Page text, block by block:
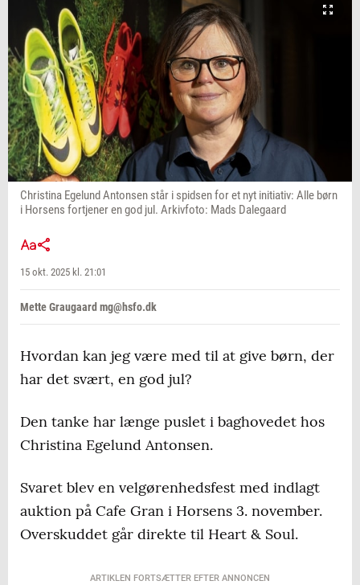
Christina Egelund Antonsen står i spidsen for et nyt initiativ: Alle børn
i Horsens fortjener en god jul. Arkivfoto: Mads Dalegaard
15 okt. 2025 kl. 21:01
Mette Graugaard mg@hsfo.dk
Hvordan kan jeg være med til at give børn, der
har det svært, en god jul?
Den tanke har længe puslet i baghovedet hos
Christina Egelund Antonsen.
Svaret blev en velgørenhedsfest med indlagt
auktion på Cafe Gran i Horsens 3. november.
Overskuddet går direkte til Heart & Soul.
ARTIKLEN FORTSÆTTER EFTER ANNONCEN